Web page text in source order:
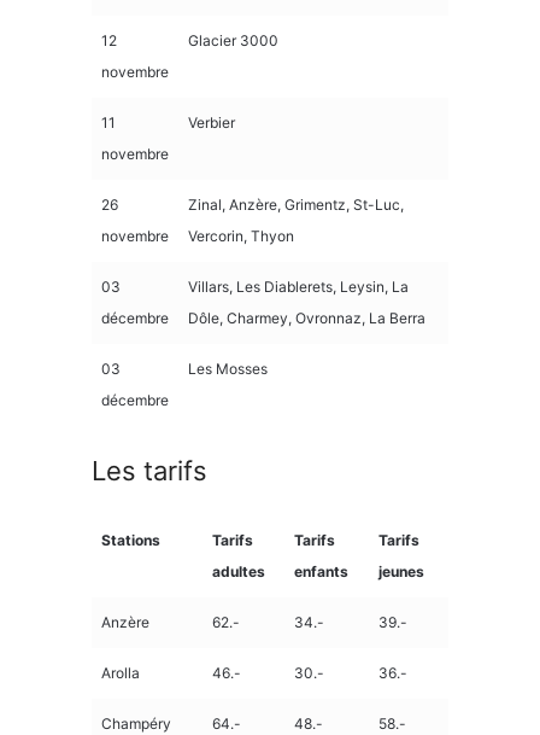
12
novembre
Glacier 3000
11
novembre
Verbier
26
novembre
Zinal, Anzère, Grimentz, St-Luc,
Vercorin, Thyon
03
décembre
Villars, Les Diablerets, Leysin, La
Dôle, Charmey, Ovronnaz, La Berra
03
décembre
Les Mosses
Les tarifs
Stations
Tarifs
adultes
Tarifs
enfants
Tarifs
jeunes
Anzère 62.- 34.- 39.-
Arolla 46.- 30.- 36.-
Champéry 64.- 48.- 58.-